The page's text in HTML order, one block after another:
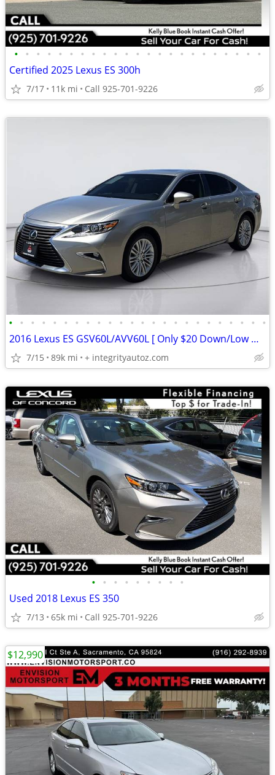
• • • • • • • • • • • • • • • • • • • • • • •
Certified 2025 Lexus ES 300h
7/17 11k mi Call 925-701-9226
• • • • • • • • • • • • • • • • • • • • • • • •
2016 Lexus ES GSV60L/AVV60L [ Only $20 Down/Low Monthly]
7/15 89k mi + integrityautoz.com
• • • • • • • • •
Used 2018 Lexus ES 350
7/13 65k mi Call 925-701-9226
$12,990